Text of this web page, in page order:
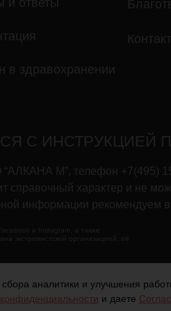
С ИНСТРУКЦИЕЙ
М”, телефон +7(495)
характер и не
информации рекомендуем
в здравохранении
и Instagram, а также
экстремистской организацией, её
Политика
аналитики и улучшения
и даете